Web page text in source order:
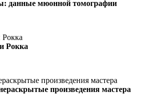
данные мюонной томографии
Рокка
произведения мастера